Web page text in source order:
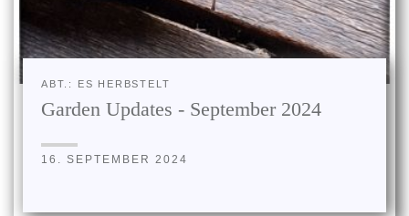
ABT.: ES HERBSTELT
Garden Updates - September 2024
16. SEPTEMBER 2024